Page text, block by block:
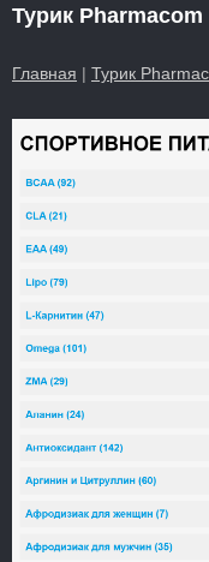
Турик
Главная | Турик